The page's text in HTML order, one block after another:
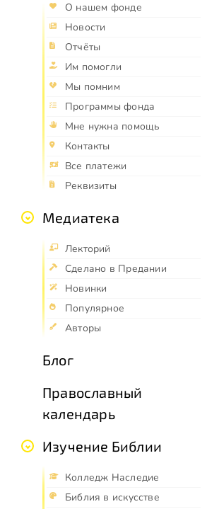
О нашем фонде
Новости
Отчёты
Им помогли
Мы помним
Программы фонда
Мне нужна помощь
Контакты
Все платежи
Реквизиты
Медиатека
Лекторий
Сделано в Предании
Новинки
Популярное
Авторы
Блог
Православный
календарь
Изучение Библии
Колледж Наследие
Библия в искусстве